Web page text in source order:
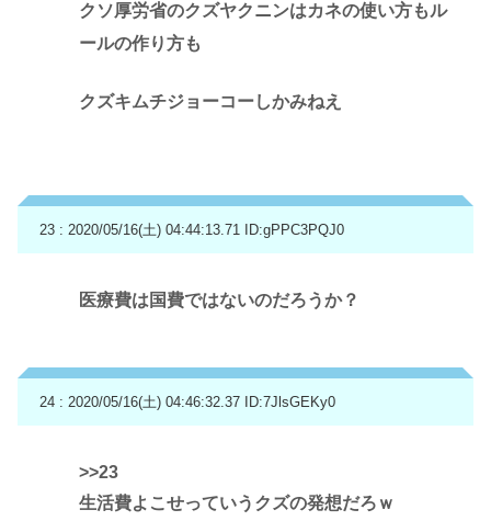
クソ厚労省のクズヤクニンはカネの使い方もル
ールの作り方も
クズキムチジョーコーしかみねえ
23 : 2020/05/16(土) 04:44:13.71 ID:gPPC3PQJ0
医療費は国費ではないのだろうか？
24 : 2020/05/16(土) 04:46:32.37 ID:7JlsGEKy0
>>23
生活費よこせっていうクズの発想だろｗ